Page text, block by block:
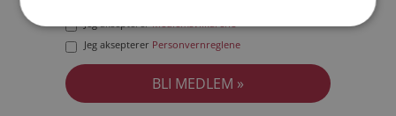
Jeg akseptererMedlemsvilkårene
Jeg aksepterer Personvernreglene